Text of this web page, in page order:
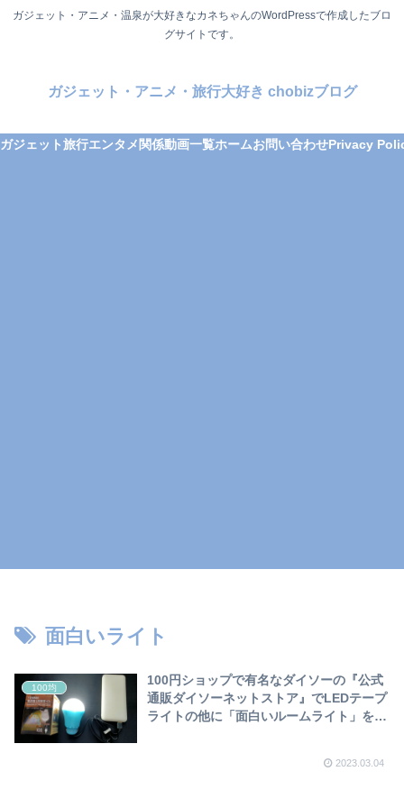
ガジェット・アニメ・温泉が大好きなカネちゃんのWordPressで作成したブロ
グサイトです。
ガジェット・アニメ・旅行大好き chobizブログ
ガジェット旅行エンタメ関係動画一覧ホームお問い合わせPrivacy
面白いライト
100均
100円ショップで有名なダイソーの『公式
通販ダイソーネットストア』でLEDテープ
ライトの他に「面白いルームライト」を見
2023.03.04